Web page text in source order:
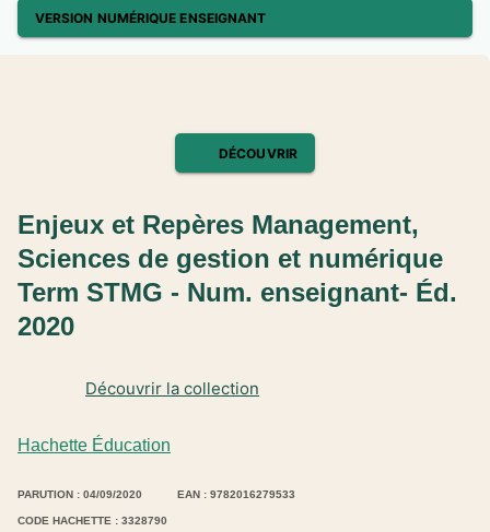
VERSION NUMÉRIQUE ENSEIGNANT
DÉCOUVRIR
Hachette Éducation
Découvrir la collection
Enjeux et Repères Management,
Sciences de gestion et numérique
Term STMG - Num. enseignant- Éd.
2020
PARUTION : 04/09/2020 EAN : 9782016279533
CODE HACHETTE : 3328790